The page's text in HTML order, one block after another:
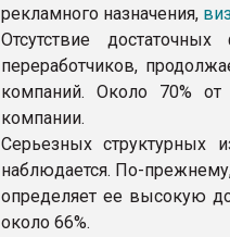
рекламного назначения,
Отсутствие
переработчиков,
компаний. Около 70%
компании.
Серьезных структурных
наблюдается. По-
определяет ее высокую
около 66%.